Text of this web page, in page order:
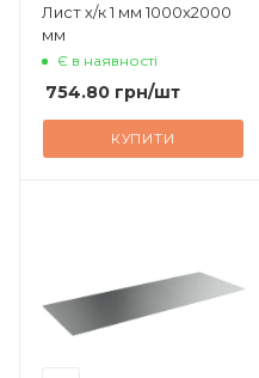
Лист х/к 1 мм 1000х2000
мм
Є в наявності
754.80 грн/шт
КУПИТИ